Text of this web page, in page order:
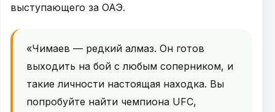
выступающего за ОАЭ.
«Чимаев — редкий алмаз. Он готов
выходить на бой с любым соперником, и
такие личности настоящая находка. Вы
попробуйте найти чемпиона UFC,